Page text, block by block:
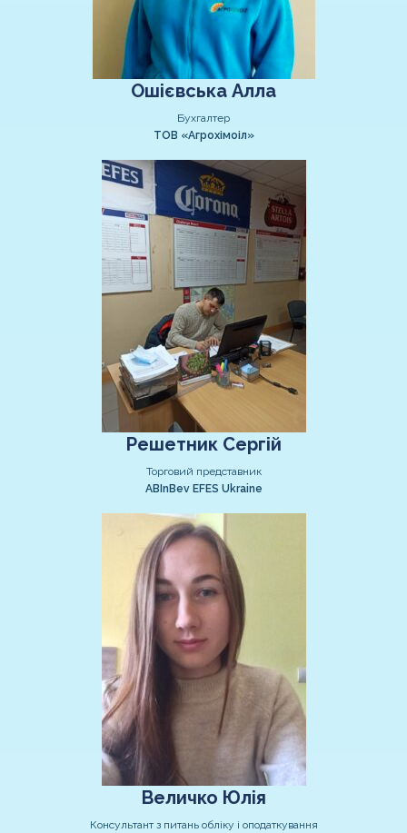
Ошієвська Алла
Бухгалтер
ТОВ «Агрохімоіл»
Решетник Сергій
Торговий представник
ABInBev EFES Ukraine
Величко Юлія
Консультант з питань обліку і оподаткування